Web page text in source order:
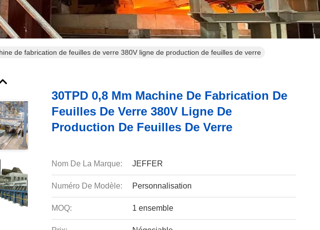
de fabrication de feuilles de verre 380V ligne de production de feuilles de verre
30TPD 0,8 Mm Machine De Fabrication De
Feuilles De Verre 380V Ligne De
Production De Feuilles De Verre
Nom De La Marque: JEFFER
Numéro De Modèle: Personnalisation
MOQ: 1 ensemble